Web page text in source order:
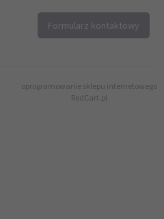
Formularz kontaktowy
oprogramowanie sklepu internetowego
RedCart.pl